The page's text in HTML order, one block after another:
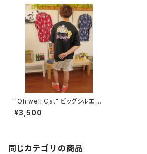
"Oh well Cat" ビッグシルエッ
トポケットTシャツ Black
¥3,500
同じカテゴリの商品